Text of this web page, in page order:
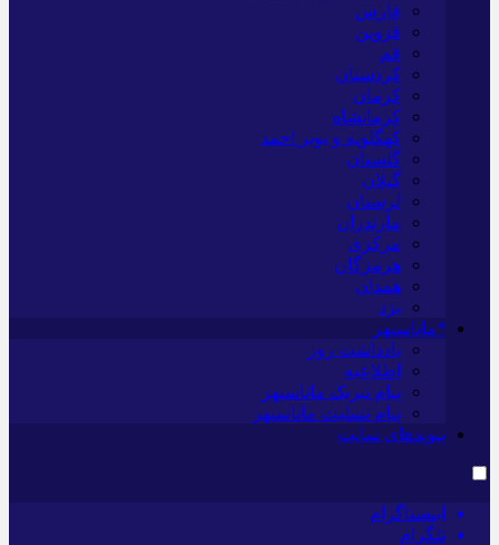
فارس
قزوین
قم
کردستان
کرمان
کرمانشاه
کهگلویه و بویر احمد
گلستان
گیلان
لرستان
مازندران
مرکزی
هرمزگان
همدان
یزد
*ماناسپهر
یادداشت روز
اطلاعیه
پیام تبریک ماناسپهر
پیام تسلیت ماناسپهر
پیوندهای سایت
اینستاگرام
تلگرام